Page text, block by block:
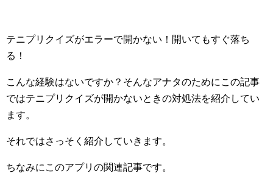
テニプリクイズがエラーで開かない！開いてもすぐ落ち
る！
こんな経験はないですか？そんなアナタのためにこの記事
ではテニプリクイズが開かないときの対処法を紹介してい
ます。
それではさっそく紹介していきます。
ちなみにこのアプリの関連記事です。